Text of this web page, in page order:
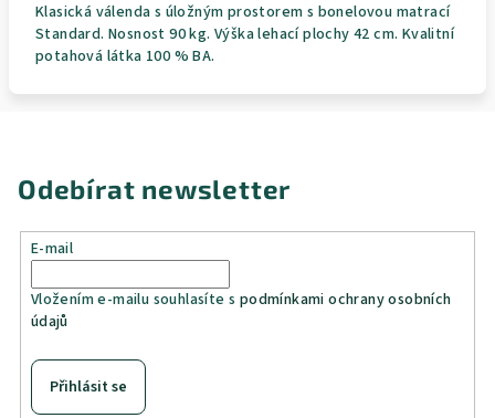
Klasická válenda s úložným prostorem s bonelovou matrací
Standard. Nosnost 90 kg. Výška lehací plochy 42 cm. Kvalitní
potahová látka 100 % BA.
Odebírat newsletter
E-mail
Vložením e-mailu souhlasíte s podmínkami ochrany osobních
údajů
Přihlásit se